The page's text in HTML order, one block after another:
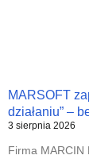
MARSOFT
działaniu” –
3 sierpnia 2026
Firma MARCIN